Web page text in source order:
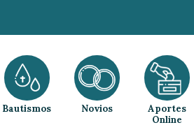
Bautismos Novios
Aportes
Online